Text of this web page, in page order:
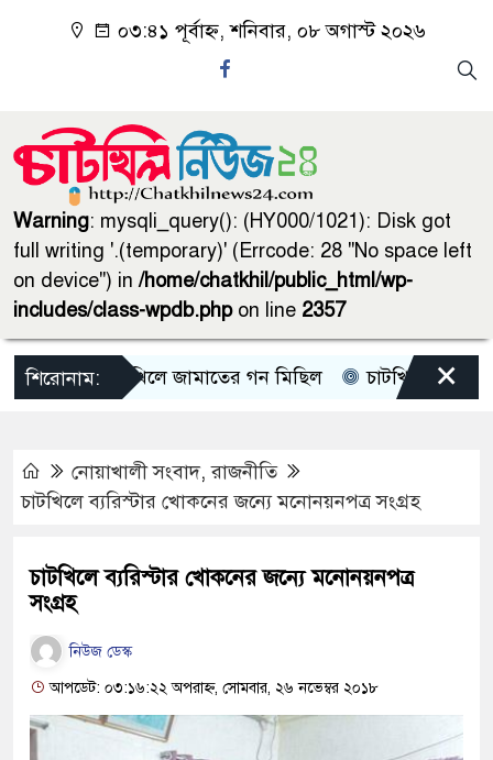
০৩:৪১ পূর্বাহ্ন, শনিবার, ০৮ অগাস্ট ২০২৬
Warning: mysqli_query(): (HY000/1021): Disk got
full writing '.(temporary)' (Errcode: 28 "No space left
on device") in/home/chatkhil/public_html/wp-
includes/class-wpdb.phpon line 2357
শিরোনাম:চাটখিলে জামাতের গন মিছিল চাটখিলে পানিতে
×
নোয়াখালী সংবাদ,রাজনীতি
চাটখিলে ব্যরিস্টার খোকনের জন্যে মনোনয়নপত্র সংগ্রহ
চাটখিলে ব্যরিস্টার খোকনের জন্যে মনোনয়নপত্র
সংগ্রহ
নিউজ ডেস্ক
আপডেট: ০৩:১৬:২২ অপরাহ্ন, সোমবার, ২৬ নভেম্বর ২০১৮